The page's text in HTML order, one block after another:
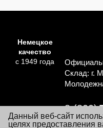
Немецкое
качество
с 1949 года
Склад: г.
8 (800)
Данный веб-сайт
целях предоставления